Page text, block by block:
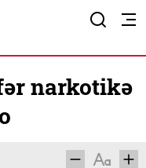
narkotikə